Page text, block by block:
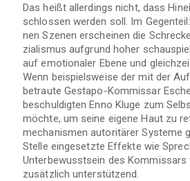
Das heißt aller­dings nicht, dass
schlos­sen wer­den soll. Im
nen Sze­nen erschei­nen die
zia­lis­mus auf­grund hoher
auf emo­tio­na­ler Ebene und
Wenn bei­spiels­weise der mit der
betraute Gestapo-Kommissar
beschul­dig­ten Enno Kluge zum
möchte, um seine eigene Haut zu
me­cha­nis­men auto­ri­tä­rer Sys­teme
Stelle ein­ge­setzte Effekte wie
Unter­be­wusst­sein des Kom­mis­sars
zusätz­lich unterstützend.